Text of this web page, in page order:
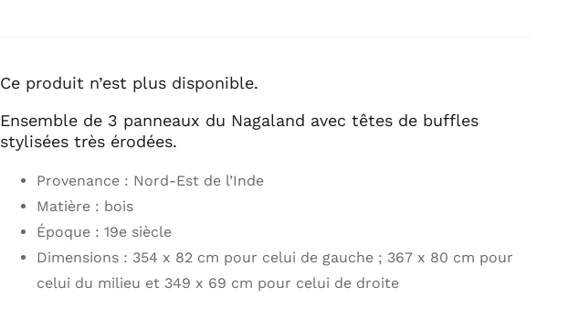
Ce produit n’est plus disponible.
Ensemble de 3 panneaux du Nagaland avec têtes de buffles
stylisées très érodées.
Provenance : Nord-Est de l’Inde
Matière : bois
Époque : 19e siècle
Dimensions : 354 x 82 cm pour celui de gauche ; 367 x 80 cm pour
celui du milieu et 349 x 69 cm pour celui de droite